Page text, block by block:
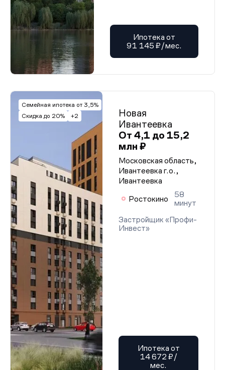
Ипотека от
91 145 ₽/мес.
Семейная ипотека от 3,5%
Скидка до 20%
+2
Новая
Ивантеевка
От 4,1 до 15,2
млн ₽
Московская область,
Ивантеевка г.о.,
Ивантеевка
Ростокино
58
минут
Застройщик «Профи-
Инвест»
Ипотека от
14 672 ₽/
мес.